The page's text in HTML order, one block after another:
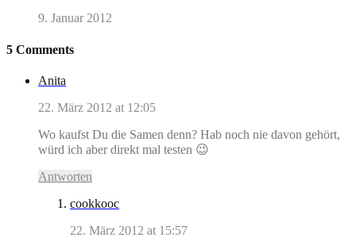
9. Januar 2012
5 Comments
Anita
22. März 2012 at 12:05
Wo kaufst Du die Samen denn? Hab noch nie davon gehört,
würd ich aber direkt mal testen 😉
Antworten
cookkooc
22. März 2012 at 15:57